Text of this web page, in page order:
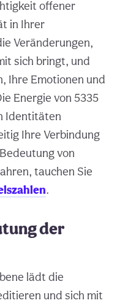
offener
in Ihrer
Veränderungen,
sich bringt, und
Ihre Emotionen und
Energie von 5335
Identitäten
Ihre Verbindung
von
tauchen Sie
.
der
lädt die
und sich mit